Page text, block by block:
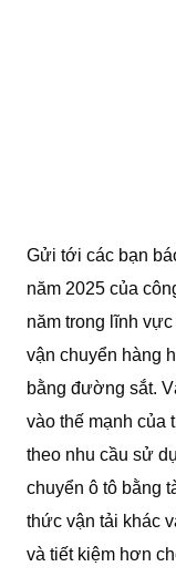
Gửi tới các bạn
năm 2025 của
năm trong lĩnh
vận chuyển hàng
bằng đường sắt.
vào thế mạnh của
theo nhu cầu sử
chuyển ô tô bằng
thức vận tải khác
và tiết kiệm hơn